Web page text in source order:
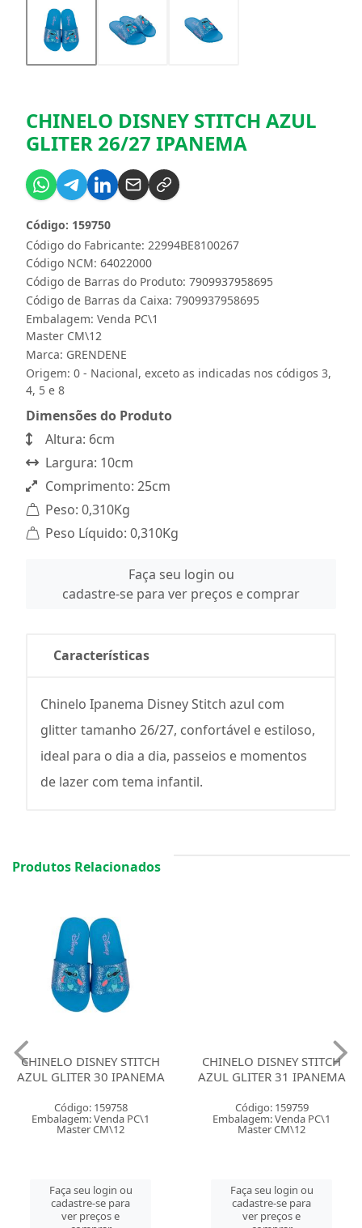
CHINELO DISNEY STITCH AZUL
GLITER 26/27 IPANEMA
Código do Fabricante: 22994BE8100267
Código: 159750
Código NCM: 64022000
Código de Barras do Produto: 7909937958695
Código de Barras da Caixa: 7909937958695
Embalagem: Venda PC\1
Master CM\12
Marca: GRENDENE
Origem: 0 - Nacional, exceto as indicadas nos códigos 3,
4, 5 e 8
Dimensões do Produto
Altura: 6cm
Largura: 10cm
Comprimento: 25cm
Peso: 0,310Kg
Peso Líquido: 0,310Kg
Faça seu login ou
cadastre-se para ver preços e comprar
Características
Chinelo Ipanema Disney Stitch azul com
glitter tamanho 26/27, confortável e estiloso,
ideal para o dia a dia, passeios e momentos
de lazer com tema infantil.
Produtos Relacionados
CHINELO DISNEY STITCH
AZUL GLITER 30 IPANEMA
Código: 159758
Embalagem: Venda PC\1
Master CM\12
Faça seu login ou
cadastre-se para
ver preços e
CHINELO DISNEY STITCH
AZUL GLITER 31 IPANEMA
Código: 159759
Embalagem: Venda PC\1
Master CM\12
Faça seu login ou
cadastre-se para
ver preços e